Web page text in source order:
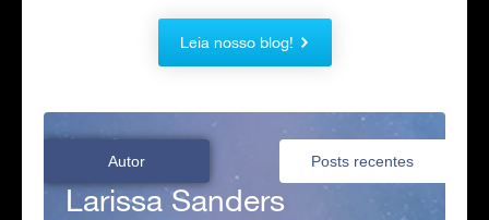
Leia nosso blog!
Autor Posts recentes
Larissa Sanders